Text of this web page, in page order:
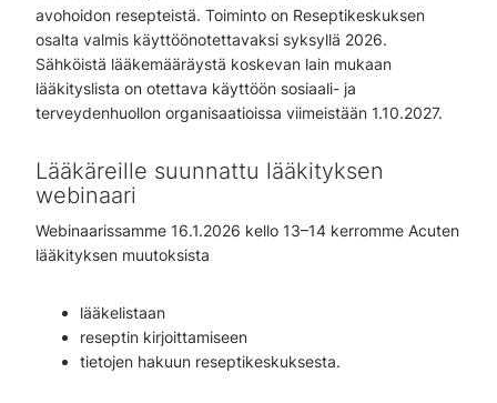
avohoidon resepteistä. Toiminto on Reseptikeskuksen
osalta valmis käyttöönotettavaksi syksyllä 2026.
Sähköistä lääkemääräystä koskevan lain mukaan
lääkityslista on otettava käyttöön sosiaali- ja
terveydenhuollon organisaatioissa viimeistään 1.10.2027.
Lääkäreille suunnattu lääkityksen
webinaari
Webinaarissamme 16.1.2026 kello 13–14 kerromme Acuten
lääkityksen muutoksista
lääkelistaan
reseptin kirjoittamiseen
tietojen hakuun reseptikeskuksesta.